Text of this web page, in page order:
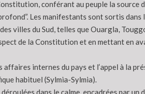
conférant au peuple la
Les manifestants sont sortis
villes du Sud, telles que Ouargla,
de la Constitution et en mettant en
affaires internes du pays et l’appel à la
habituel (Sylmia-Sylmia).
dans le calme, encadrées par